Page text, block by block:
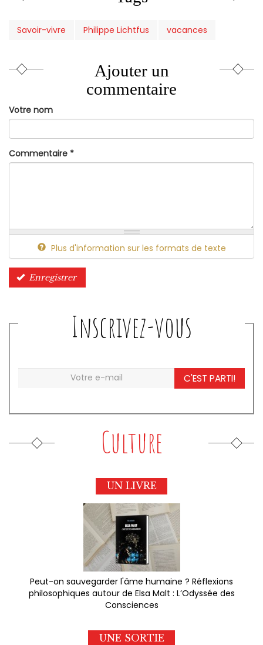
Savoir-vivre Philippe Lichtfus vacances
Ajouter un
commentaire
Votre nom
Commentaire *
Plus d'information sur les formats de texte
Enregistrer
Inscrivez-vous
C'EST PARTI!
Culture
UN LIVRE
Peut-on sauvegarder l'âme humaine ? Réflexions
philosophiques autour de Elsa Malt : L’Odyssée des
Consciences
UNE SORTIE